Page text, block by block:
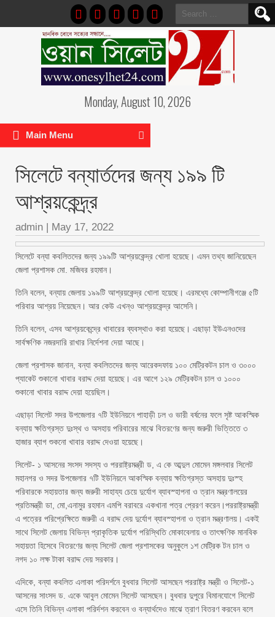
Search
for:
Monday, August 10, 2026
Main Menu
সিলেটে বন্যার্তদের জন্য ১৯৯ টি
আশ্রয়কেন্দ্র্র
admin | May 17, 2022
সিলেটে বন্যা কবলিতদের জন্য ১৯৯টি আশ্রয়কেন্দ্র খোলা হয়েছে। এমন তথ্য জানিয়েছেন
জেলা প্রশাসক মো. মজিবর রহমান।
তিনি বলেন, বন্যায় জেলায় ১৯৯টি আশ্রয়কেন্দ্র খোলা হয়েছে। এরমধ্যে কোম্পানীগঞ্জে ৫টি
পরিবার আশ্রয় নিয়েছেন। আর কেউ এখন্ও আশ্রয়কেন্দ্র আসেনি।
তিনি বলেন, এসব আশ্রয়কেন্দ্রে খাবারের ব্যবস্থাও করা হয়েছে। এছাড়া ইউএনওদের
সার্বক্ষণিক নজরদারি রাখার নির্দেশনা দেয়া আছে।
জেলা প্রশাসক জানান, বন্যা কবলিতদের জন্য আরেকদফায় ১০০ মেট্রিকটন চাল ও ৩০০০
প্যাকেট শুকানো খাবার বরাদ্দ দেয়া হয়েছে। এর আগে ১২৯ মেট্রিকটন চাল ও ১০০০
শুকানো খাবার বরাদ্দ দেয়া হয়েছিল।
এছাড়া সিলেট সদর উপজেলার ৭টি ইউনিয়নে পাহাড়ী ঢল ও ভারী বর্ষনের ফলে সৃষ্ট আকস্মিক
বন্যায় ক্ষতিগ্রস্ত দুঃস্থ ও অসহায় পরিবারের মাঝে বিতরণের জন্য জরুরী ভিত্তিতে ৩
হাজার ব্যাগ শুকনো খাবার বরাদ্দ দেওয়া হয়েছে।
সিলেট- ১ আসনের সংসদ সদস্য ও পররাষ্ট্রমন্ত্রী ড, এ কে আব্দুল মোমেন মঙ্গলবার সিলেট
মহানগর ও সদর উপজেলার ৭টি ইউনিয়নে আকস্মিক বন্যায় ক্ষতিগ্রস্ত অসহায় দুঃস্হ
পরিবারকে সহায়তার জন্য জরুরী সাহায্য চেয়ে দুর্যোগ ব্যাবস্হাপনা ও ত্রান মন্ত্রণালয়ের
প্রতিমন্ত্রী ডা, মো,এনামুর রহমান এমপি বরাবরে একখানা পত্র প্রেরণ করেন।পররাষ্ট্রমন্ত্রী
এ পত্রের পরিপ্রেক্ষিতে জরুরী এ বরাদ্দ দেয় দুর্যোগ ব্যাবস্হাপনা ও ত্রান মন্ত্রণালয়। একই
সাথে সিলেট জেলায় বিভিন্ন প্রাকৃতিক দুর্যোগ পরিস্থিতি মোকাবেলায় ও তাৎক্ষণিক মানবিক
সহায়তা হিসেবে বিতরণের জন্য সিলেট জেলা প্রশাসকের অনুকুলে ১শ মেট্রিক টন চাল ও
নগদ ১০ লক্ষ টাকা বরাদ্দ দেয় সরকার।
এদিকে, বন্যা কবলিত এলাকা পরিদর্শনে বুধবার সিলেট আসছেন পররাষ্ট্র মন্ত্রী ও সিলেট-১
আসনের সাংসদ ড. একে আবুল মোমেন সিলেট আসছেন। বুধবার দুপুরে বিমানযোগে সিলেট
এসে তিনি বিভিন্ন এলাকা পরির্দশন করবেন ও বন্যার্থদেও মাঝে ত্রাণ বিতরণ করবেন বলে